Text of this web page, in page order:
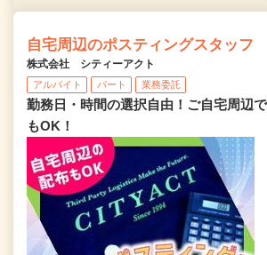
自宅周辺のポスティングスタッフ
株式会社 シティーアクト
アルバイト パート 業務委託
勤務日・時間の選択自由！ご自宅周辺
もOK！